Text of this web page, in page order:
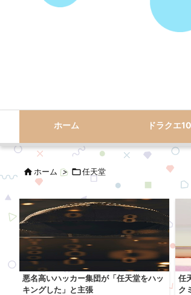
ホーム ドラクエ10
ホーム > 任天堂
悪名高いハッカー集団が「任天堂をハッ
キングした」と主張
任
ク